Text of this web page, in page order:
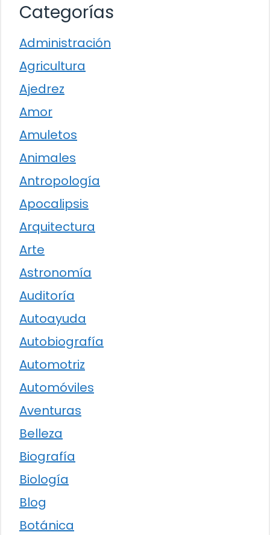
Categorías
Administración
Agricultura
Ajedrez
Amor
Amuletos
Animales
Antropología
Apocalipsis
Arquitectura
Arte
Astronomía
Auditoría
Autoayuda
Autobiografía
Automotriz
Automóviles
Aventuras
Belleza
Biografía
Biología
Blog
Botánica